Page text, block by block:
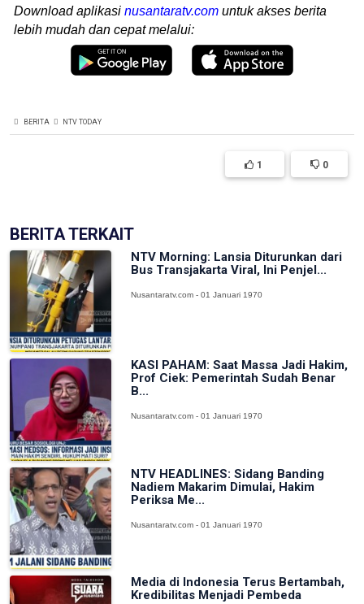
Download aplikasi nusantaratv.com untuk akses berita
lebih mudah dan cepat melalui:
BERITA NTV TODAY
1 0
BERITA TERKAIT
NTV Morning: Lansia Diturunkan dari
Bus Transjakarta Viral, Ini Penjel...
Nusantaratv.com - 01 Januari 1970
KASI PAHAM: Saat Massa Jadi Hakim,
Prof Ciek: Pemerintah Sudah Benar
B...
Nusantaratv.com - 01 Januari 1970
NTV HEADLINES: Sidang Banding
Nadiem Makarim Dimulai, Hakim
Periksa Me...
Nusantaratv.com - 01 Januari 1970
Media di Indonesia Terus Bertambah,
Kredibilitas Menjadi Pembeda